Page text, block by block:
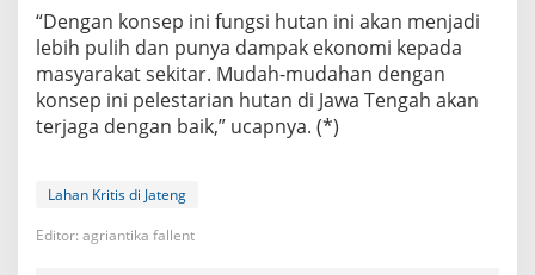
“Dengan konsep ini fungsi hutan ini akan menjadi
lebih pulih dan punya dampak ekonomi kepada
masyarakat sekitar. Mudah-mudahan dengan
konsep ini pelestarian hutan di Jawa Tengah akan
terjaga dengan baik,” ucapnya. (*)
Lahan Kritis di Jateng
Editor: agriantika fallent